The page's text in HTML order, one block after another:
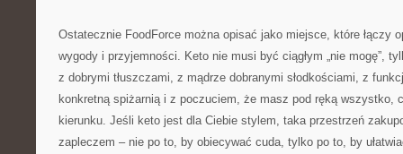
Ostatecznie FoodForce można opisać jako miejsce, które łączy
wygody i przyjemności. Keto nie musi być ciągłym „nie mogę”,
z dobrymi tłuszczami, z mądrze dobranymi słodkościami, z
konkretną spiżarnią i z poczuciem, że masz pod ręką wszystko,
kierunku. Jeśli keto jest dla Ciebie stylem, taka przestrzeń
zapleczem – nie po to, by obiecywać cuda, tylko po to, by